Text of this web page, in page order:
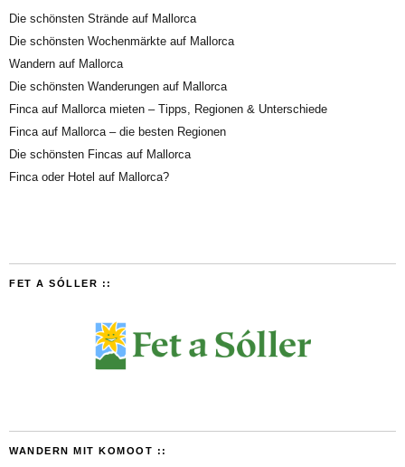
Die schönsten Strände auf Mallorca
Die schönsten Wochenmärkte auf Mallorca
Wandern auf Mallorca
Die schönsten Wanderungen auf Mallorca
Finca auf Mallorca mieten – Tipps, Regionen & Unterschiede
Finca auf Mallorca – die besten Regionen
Die schönsten Fincas auf Mallorca
Finca oder Hotel auf Mallorca?
FET A SÓLLER ::
WANDERN MIT KOMOOT ::